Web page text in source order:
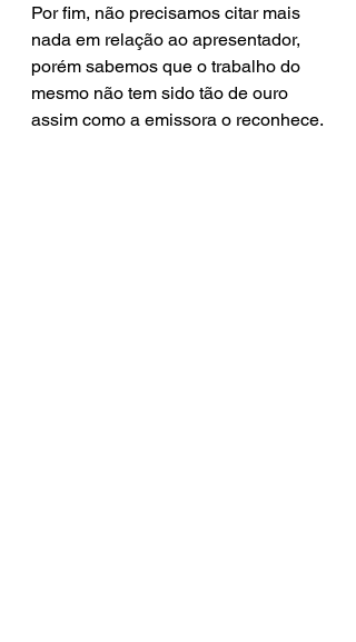
Por fim, não precisamos citar mais
nada em relação ao apresentador,
porém sabemos que o trabalho do
mesmo não tem sido tão de ouro
assim como a emissora o reconhece.